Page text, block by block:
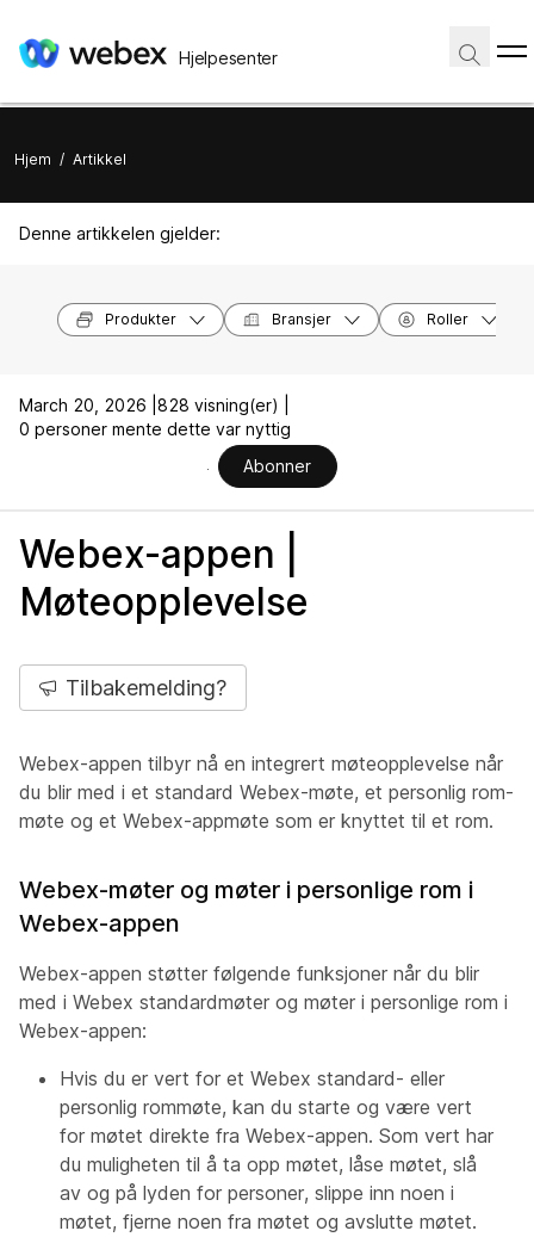
Hjelpesenter
Hjem / Artikkel
Denne artikkelen gjelder:
Produkter Bransjer Roller
March 20, 2026 | 828 visning(er) |
0 personer mente dette var nyttig
Abonner
Webex-appen |
Møteopplevelse
Tilbakemelding?
Webex-appen tilbyr nå en integrert møteopplevelse når
du blir med i et standard Webex-møte, et personlig rom-
møte og et Webex-appmøte som er knyttet til et rom.
Webex-møter og møter i personlige rom i
Webex-appen
Webex-appen støtter følgende funksjoner når du blir
med i Webex standardmøter og møter i personlige rom i
Webex-appen:
Hvis du er vert for et Webex standard- eller
personlig rommøte, kan du starte og være vert
for møtet direkte fra Webex-appen. Som vert har
du muligheten til å ta opp møtet, låse møtet, slå
av og på lyden for personer, slippe inn noen i
møtet, fjerne noen fra møtet og avslutte møtet.